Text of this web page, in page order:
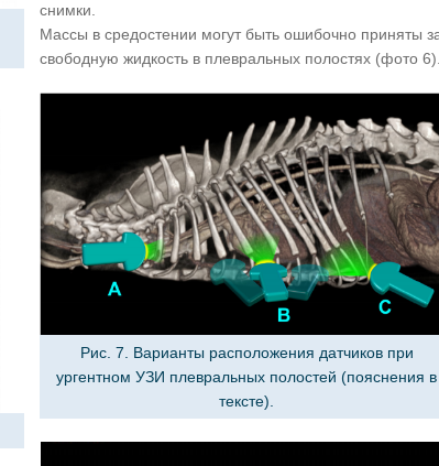
снимки.
Массы в средостении могут быть ошибочно приняты
свободную жидкость в плевральных полостях (фото
Рис. 7. Варианты расположения датчиков при
ургентном УЗИ плевральных полостей (пояснения в
тексте).